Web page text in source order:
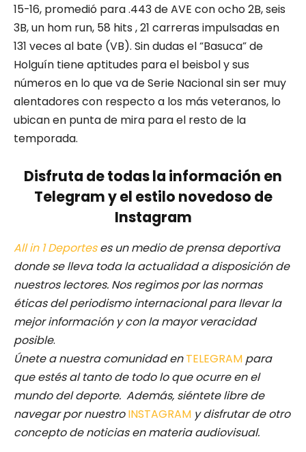
15-16, promedió para .443 de AVE con ocho 2B, seis
3B, un hom run, 58 hits , 21 carreras impulsadas en
131 veces al bate (VB). Sin dudas el “Basuca” de
Holguín tiene aptitudes para el beisbol y sus
números en lo que va de Serie Nacional sin ser muy
alentadores con respecto a los más veteranos, lo
ubican en punta de mira para el resto de la
temporada.
Disfruta de todas la información en
Telegram y el estilo novedoso de
Instagram
All in 1 Deporteses un medio de prensa deportiva
donde se lleva toda la actualidad a disposición de
nuestros lectores. Nos regimos por las normas
éticas del periodismo internacional para llevar la
mejor información y con la mayor veracidad
posible.
Únete a nuestra comunidad enTELEGRAM para
que estés al tanto de todo lo que ocurre en el
mundo del deporte. Además, siéntete libre de
navegar por nuestro INSTAGRAM y disfrutar de otro
concepto de noticias en materia audiovisual.